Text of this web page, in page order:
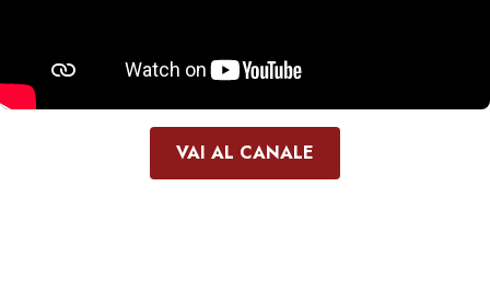
VAI AL CANALE